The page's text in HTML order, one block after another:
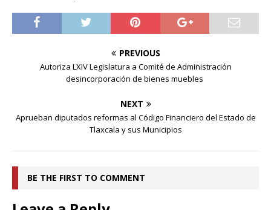
PREVIOUS
Autoriza LXIV Legislatura a Comité de Administración
desincorporación de bienes muebles
NEXT
Aprueban diputados reformas al Código Financiero del Estado de
Tlaxcala y sus Municipios
BE THE FIRST TO COMMENT